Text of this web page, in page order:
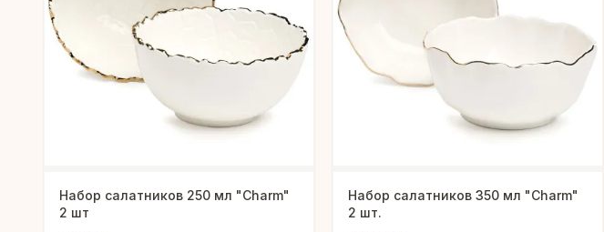
Набор салатников 250 мл "Charm"
2 шт
Набор салатников 350 мл "Charm"
2 шт.